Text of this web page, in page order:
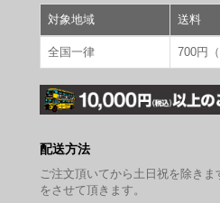
対象地域 送料
全国一律 700円（
配送方法
ご注文頂いてから土日祝を除き
をさせて頂きます。